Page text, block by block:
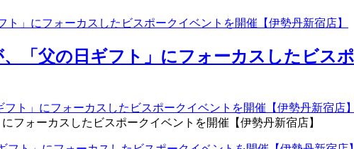
」にフォーカスしたビスポークイベントを開催【伊勢丹新宿店】
「父の日ギフト」にフォーカスしたビス
フォーカスしたビスポークイベントを開催【伊勢丹新宿店】